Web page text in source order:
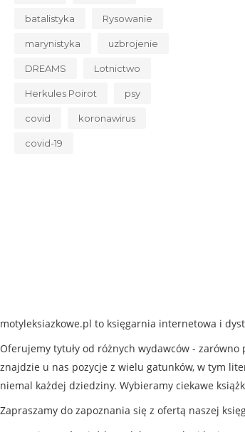
batalistyka Rysowanie
marynistyka uzbrojenie
DREAMS Lotnictwo
Herkules Poirot psy
covid koronawirus
covid-19
motyleksiazkowe.pl to księgarnia internetowa i
Oferujemy tytuły od różnych wydawców -
znajdzie u nas pozycje z wielu gatunków, w tym
niemal każdej dziedziny. Wybieramy ciekawe
Zapraszamy do zapoznania się z ofertą naszej